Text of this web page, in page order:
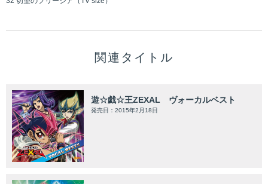
関連タイトル
遊☆戯☆王ZEXAL ヴォーカルベスト
発売日：2015年2月18日